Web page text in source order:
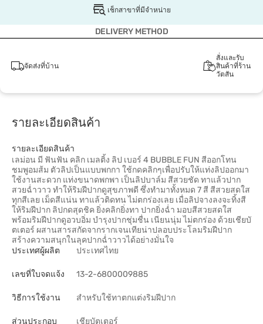
เช็กสาขาที่มีจำหน่าย
DELIVERY METHOD
จัดส่งที่บ้าน
สั่งและรับ
สินค้าที่ร้าน
วัตสัน
รายละเอียดสินค้า
รายละเอียดสินค้า
เลม่อน มี ฟันฟัน คลิก เมลติ้ง ลิป เบอร์ 4 BUBBLE FUN สีออกโทน
ชมพูอมส้ม ตัวลิปเป็นแบบพกกา ใช้กดคลิกๆเพื่อปรับให้แท่งลิปออกมา
ใช้งานสะดวก แท่งขนาดพกพา เป็นลิปบาล์ม สีสวยชัด ทาแล้วปาก
สวยฉ่ำวาว ทำให้ริมฝีปากดูสุขภาพดี ซึ่งทำมาทั้งหมด 7 สี สีสวยสดใส
ทุกสีเลย เม็ดสีแน่น ทาแล้วติดทน ไม่ตกร่องเลย เมื่อลิปจางลงจะทิ้งสี
ให้ริมฝีปาก ลิปกดสุดชิค ยิ่งคลิกยิ่งทา ปากยิ่งฉ่ำ มอบสีสวยสดใส
พร้อมริมฝีปากดูอวบอิ่ม บำรุงปากชุ่มชื่น เนียนนุ่ม ไม่ตกร่อง ด้วยเชียบั
ตเตอร์ ผสานสารสกัดจากรากเจนเทียน่าปลอบประโลมริมฝีปาก
สร้างความสนุกในลุคปากฉํ่าวาวได้อย่างมั่นใจ
ประเทศผู้ผลิต
ประเทศไทย
เลขที่ใบจดแจ้ง 13-2-6800009885
วิธีการใช้งาน สำหรับใช้ทาตกแต่งริมฝีปาก
ส่วนประกอบ เชียบัตเตอร์